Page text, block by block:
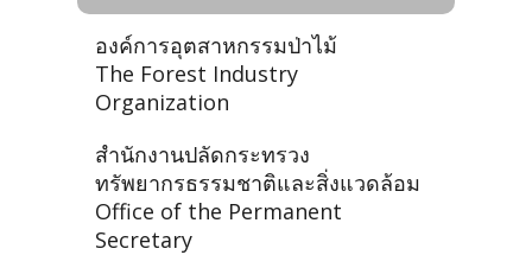
องค์การอุตสาหกรรมป่าไม้
The Forest Industry
Organization
สำนักงานปลัดกระทรวง
ทรัพยากรธรรมชาติและสิ่งแวดล้อม
Office of the Permanent
Secretary